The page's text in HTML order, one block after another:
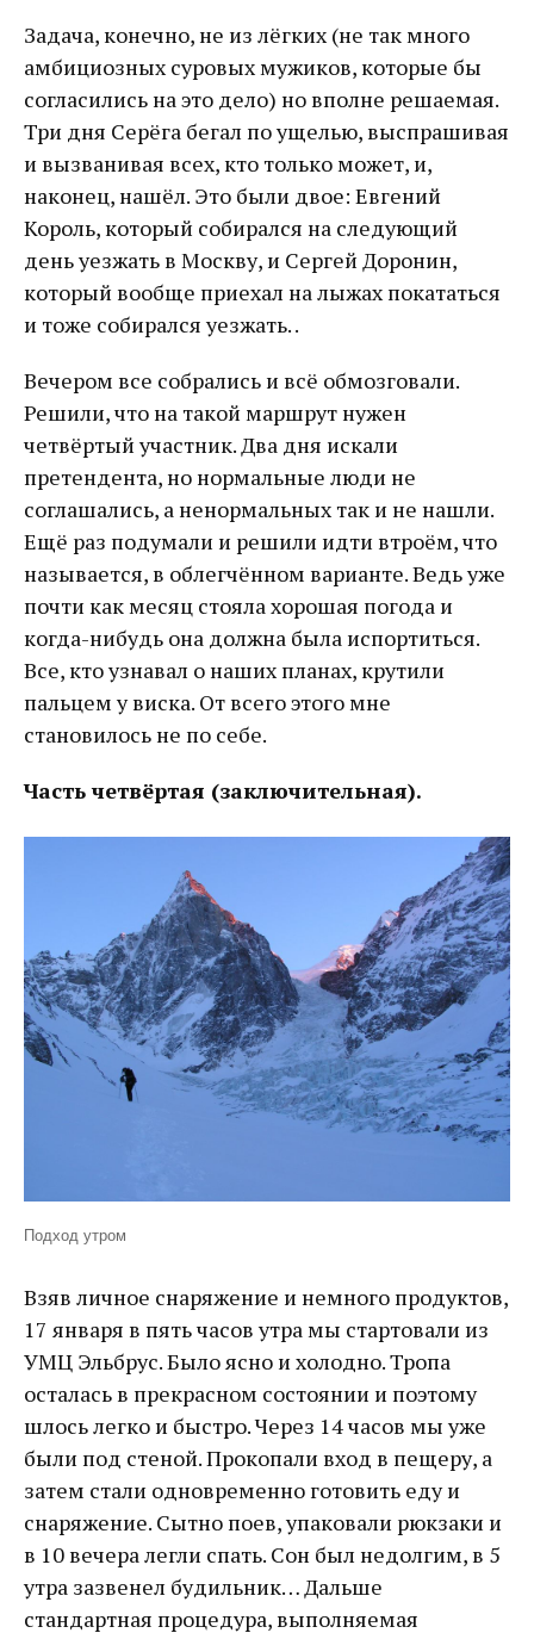
Задача, конечно, не из лёгких (не так много
амбициозных суровых мужиков, которые бы
согласились на это дело) но вполне решаемая.
Три дня Серёга бегал по ущелью, выспрашивая
и вызванивая всех, кто только может, и,
наконец, нашёл. Это были двое: Евгений
Король, который собирался на следующий
день уезжать в Москву, и Сергей Доронин,
который вообще приехал на лыжах покататься
и тоже собирался уезжать. .
Вечером все собрались и всё обмозговали.
Решили, что на такой маршрут нужен
четвёртый участник. Два дня искали
претендента, но нормальные люди не
соглашались, а ненормальных так и не нашли.
Ещё раз подумали и решили идти втроём, что
называется, в облегчённом варианте. Ведь уже
почти как месяц стояла хорошая погода и
когда-нибудь она должна была испортиться.
Все, кто узнавал о наших планах, крутили
пальцем у виска. От всего этого мне
становилось не по себе.
Часть четвёртая (заключительная).
Подход утром
Взяв личное снаряжение и немного продуктов,
17 января в пять часов утра мы стартовали из
УМЦ Эльбрус. Было ясно и холодно. Тропа
осталась в прекрасном состоянии и поэтому
шлось легко и быстро. Через 14 часов мы уже
были под стеной. Прокопали вход в пещеру, а
затем стали одновременно готовить еду и
снаряжение. Сытно поев, упаковали рюкзаки и
в 10 вечера легли спать. Сон был недолгим, в 5
утра зазвенел будильник… Дальше
стандартная процедура, выполняемая